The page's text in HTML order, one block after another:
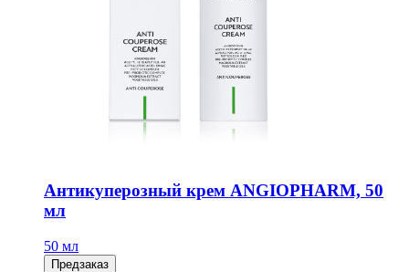
Антикуперозный крем ANGIOPHARM, 50
мл
50 мл
Предзаказ